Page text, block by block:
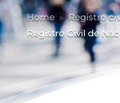
Home 9 Registro
Registro Civil de